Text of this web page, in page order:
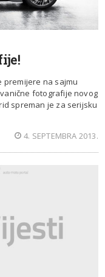
premijere na sajmu
fotografije novog
spreman je za serijsku
4. SEPTEMBRA 2013.